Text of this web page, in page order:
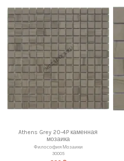
Athens Grey 20-4P каменная
мозаика
Философия Мозаики
30005